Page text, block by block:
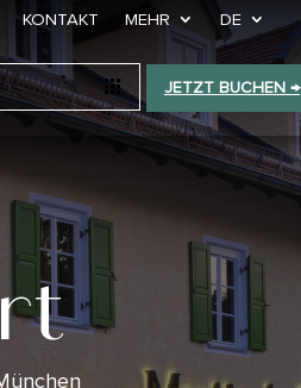
KONTAKT MEHR DE
JETZT BUCHEN →